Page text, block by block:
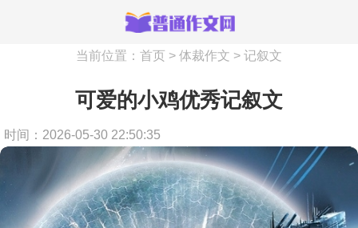
当前位置： 首页 > 体裁作文 > 记叙文
可爱的小鸡优秀记叙文
时间：2026-05-30 22:50:35